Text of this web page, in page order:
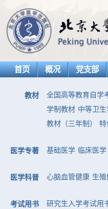
首页 概况 党支部
教材 全国高等教育自学
学制教材 中等卫
教材（三年制）
特
医学专著 基础医学 临床医学
医学科普 心脑血管健康 生
考试用书 研究生入学考试用